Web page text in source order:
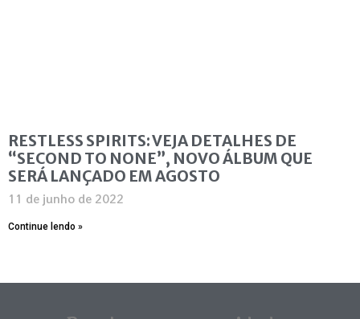
RESTLESS SPIRITS: VEJA DETALHES DE
“SECOND TO NONE”, NOVO ÁLBUM QUE
SERÁ LANÇADO EM AGOSTO
11 de junho de 2022
Continue lendo »